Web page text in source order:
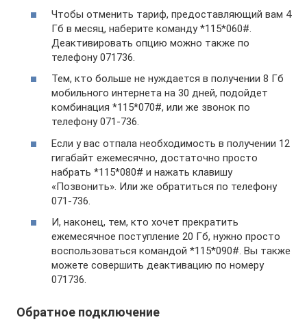
Чтобы отменить тариф, предоставляющий вам 4
Гб в месяц, наберите команду *115*060#.
Деактивировать опцию можно также по
телефону 071736.
Тем, кто больше не нуждается в получении 8 Гб
мобильного интернета на 30 дней, подойдет
комбинация *115*070#, или же звонок по
телефону 071-736.
Если у вас отпала необходимость в получении 12
гигабайт ежемесячно, достаточно просто
набрать *115*080# и нажать клавишу
«Позвонить». Или же обратиться по телефону
071-736.
И, наконец, тем, кто хочет прекратить
ежемесячное поступление 20 Гб, нужно просто
воспользоваться командой *115*090#. Вы также
можете совершить деактивацию по номеру
071736.
Обратное подключение